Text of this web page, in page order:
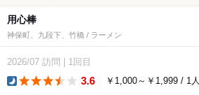
用心棒
神保町、九段下、竹橋 / ラーメン
2026/07 訪問 1回目
3.6 ￥1,000～￥1,999 / 1人